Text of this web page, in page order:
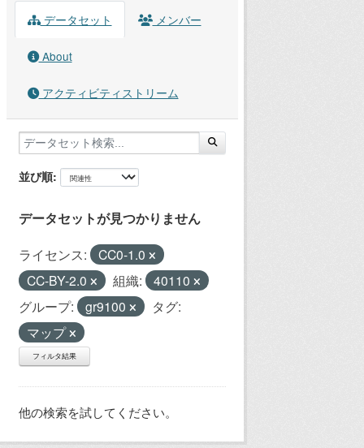
データセット メンバー
About
アクティビティストリーム
並び順
データセットが見つかりません
ライセンス:
CC0-1.0
CC-BY-2.0
組織:
40110
グループ:
gr9100
タグ:
マップ
フィルタ結果
他の検索を試してください。